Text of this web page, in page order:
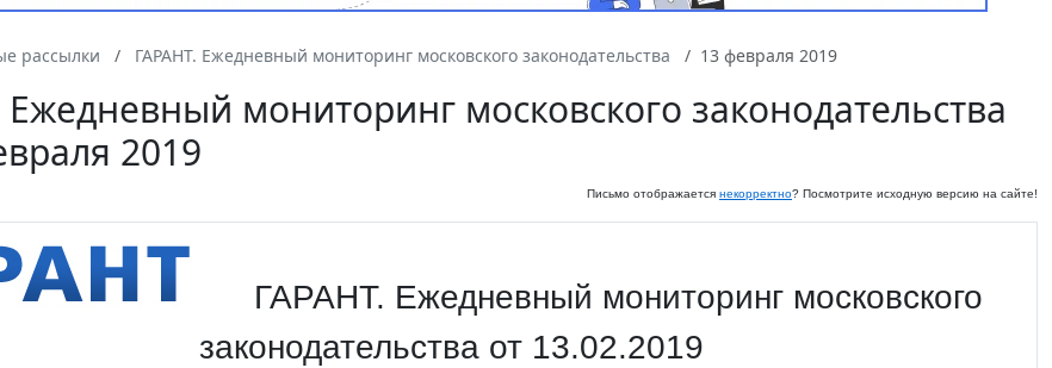
рассылки ГАРАНТ. Ежедневный мониторинг московского законодательства 13 февраля 2019
мониторинг московского законодательства
2019
Письмо отображается некорректно? Посмотрите исходную версию на сайте!
ГАРАНТ. Ежедневный мониторинг московского
законодательства от 13.02.2019